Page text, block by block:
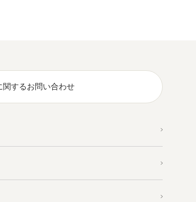
関するお問い合わせ